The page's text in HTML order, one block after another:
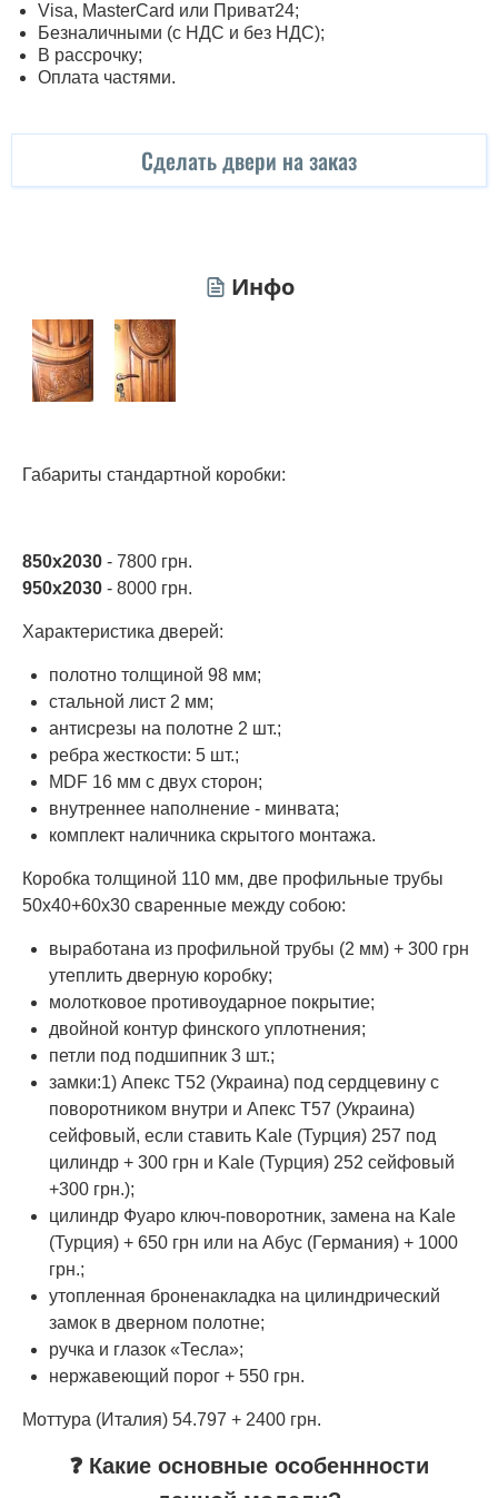
Visa, MasterСard или Приват24;
Безналичными (с НДС и без НДС);
В рассрочку;
Оплата частями.
Сделать двери на заказ
Инфо
Габариты стандартной коробки:
850х2030 - 7800 грн.
950х2030 - 8000 грн.
Характеристика дверей:
полотно толщиной 98 мм;
стальной лист 2 мм;
антисрезы на полотне 2 шт.;
ребра жесткости: 5 шт.;
MDF 16 мм с двух сторон;
внутреннее наполнение - минвата;
комплект наличника скрытого монтажа.
Коробка толщиной 110 мм, две профильные трубы
50х40+60х30 сваренные между собою:
выработана из профильной трубы (2 мм) + 300 грн
утеплить дверную коробку;
молотковое противоударное покрытие;
двойной контур финского уплотнения;
петли под подшипник 3 шт.;
замки:1) Апекс Т52 (Украина) под сердцевину с
поворотником внутри и Апекс Т57 (Украина)
сейфовый, если ставить Kale (Турция) 257 под
цилиндр + 300 грн и Kale (Турция) 252 сейфовый
+300 грн.);
цилиндр Фуаро ключ-поворотник, замена на Kale
(Турция) + 650 грн или на Абус (Германия) + 1000
грн.;
утопленная броненакладка на цилиндрический
замок в дверном полотне;
ручка и глазок «Тесла»;
нержавеющий порог + 550 грн.
Моттура (Италия) 54.797 + 2400 грн.
❓ Какие основные особеннности